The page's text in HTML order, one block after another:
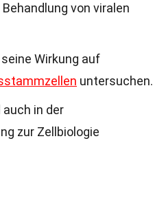
von viralen
Wirkung auf
untersuchen.
in der
zur Zellbiologie